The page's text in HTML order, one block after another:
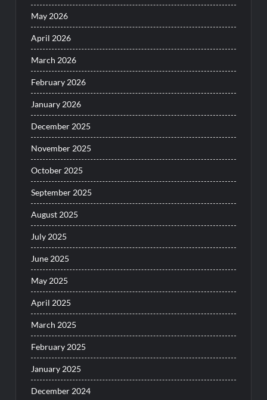
May 2026
April 2026
March 2026
February 2026
January 2026
December 2025
November 2025
October 2025
September 2025
August 2025
July 2025
June 2025
May 2025
April 2025
March 2025
February 2025
January 2025
December 2024